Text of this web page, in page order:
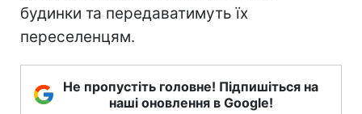
будинки та передаватимуть їх
переселенцям.
Не пропустіть головне! Підпишіться на
наші оновлення в Google!